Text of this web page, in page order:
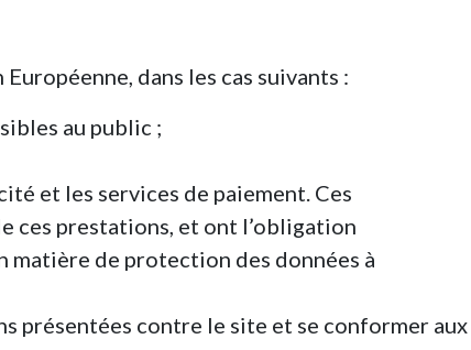
dans les cas suivants :
au public ;
et les services de paiement. Ces
ces prestations, et ont l’obligation
de protection des données à
présentées contre le site et se conformer aux